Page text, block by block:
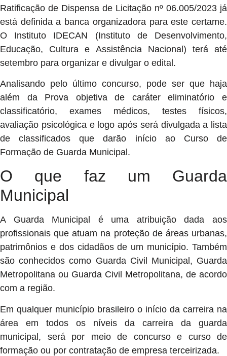
Ratificação de Dispensa de Licitação nº 06.005/2023 já
está definida a banca organizadora para este certame.
O Instituto IDECAN (Instituto de Desenvolvimento,
Educação, Cultura e Assistência Nacional) terá até
setembro para organizar e divulgar o edital.
Analisando pelo último concurso, pode ser que haja
além da Prova objetiva de caráter eliminatório e
classificatório, exames médicos, testes físicos,
avaliação psicológica e logo após será divulgada a lista
de classificados que darão início ao Curso de
Formação de Guarda Municipal.
O que faz um Guarda
Municipal
A Guarda Municipal é uma atribuição dada aos
profissionais que atuam na proteção de áreas urbanas,
patrimônios e dos cidadãos de um município. Também
são conhecidos como Guarda Civil Municipal, Guarda
Metropolitana ou Guarda Civil Metropolitana, de acordo
com a região.
Em qualquer município brasileiro o início da carreira na
área em todos os níveis da carreira da guarda
municipal, será por meio de concurso e curso de
formação ou por contratação de empresa terceirizada.